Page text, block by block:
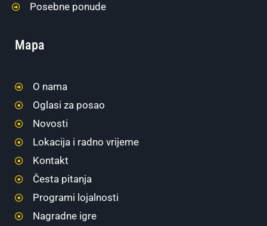
Posebne ponude
Mapa
O nama
Oglasi za posao
Novosti
Lokacija i radno vrijeme
Kontakt
Česta pitanja
Programi lojalnosti
Nagradne igre